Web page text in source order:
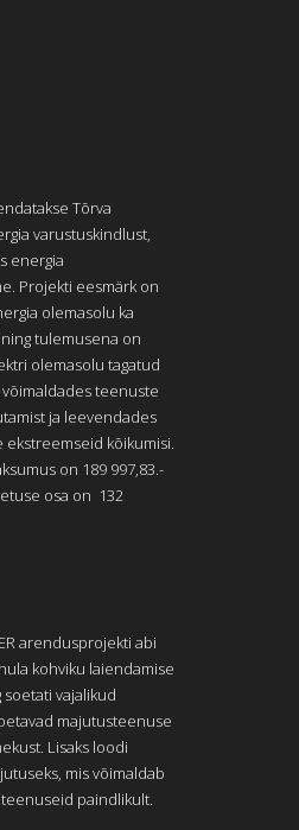
Tõrva
varustuskindlust,
energia
Projekti eesmärk on
olemasolu ka
tulemusena on
olemasolu tagatud
teenuste
ja leevendades
kõikumisi.
on 189 997,83.-
osa on 132
arendusprojekti abi
kohviku laiendamise
vajalikud
majutusteenuse
Lisaks loodi
mis võimaldab
paindlikult.